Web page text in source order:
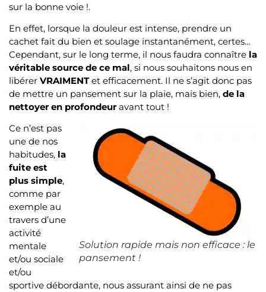
sur la bonne voie !.
En effet, lorsque la douleur est intense, prendre un
cachet fait du bien et soulage instantanément, certes…
Cependant, sur le long terme, il nous faudra connaître la
véritable source de ce mal, si nous souhaitons nous en
libérer VRAIMENTet efficacement. Il ne s’agit donc pas
de mettre un pansement sur la plaie, mais bien, de la
nettoyer en profondeuravant tout !
Solution rapide mais non efficace : le
pansement !
Ce n’est pas
une de nos
habitudes, la
fuite est
plus simple,
comme par
exemple au
travers d’une
activité
mentale
et/ou sociale
et/ou
sportive débordante, nous assurant ainsi de ne pas